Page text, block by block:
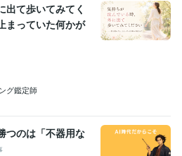
出て歩いてみてく
っていた何かが
グ鑑定師
つのは「不器用な